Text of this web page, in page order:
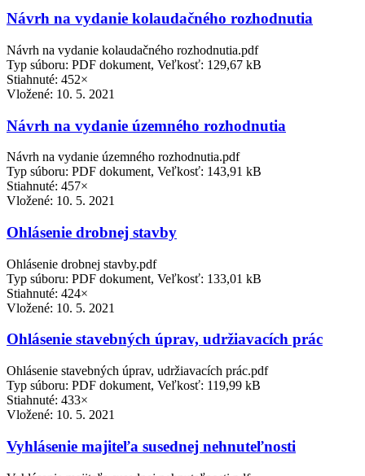
Návrh na vydanie kolaudačného rozhodnutia
Návrh na vydanie kolaudačného rozhodnutia.pdf
Typ súboru: PDF dokument, Veľkosť: 129,67 kB
Stiahnuté: 452×
Vložené: 10. 5. 2021
Návrh na vydanie územného rozhodnutia
Návrh na vydanie územného rozhodnutia.pdf
Typ súboru: PDF dokument, Veľkosť: 143,91 kB
Stiahnuté: 457×
Vložené: 10. 5. 2021
Ohlásenie drobnej stavby
Ohlásenie drobnej stavby.pdf
Typ súboru: PDF dokument, Veľkosť: 133,01 kB
Stiahnuté: 424×
Vložené: 10. 5. 2021
Ohlásenie stavebných úprav, udržiavacích prác
Ohlásenie stavebných úprav, udržiavacích prác.pdf
Typ súboru: PDF dokument, Veľkosť: 119,99 kB
Stiahnuté: 433×
Vložené: 10. 5. 2021
Vyhlásenie majiteľa susednej nehnuteľnosti